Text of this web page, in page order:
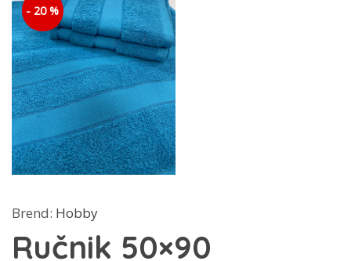
- 20 %
Brend: Hobby
Ručnik 50×90